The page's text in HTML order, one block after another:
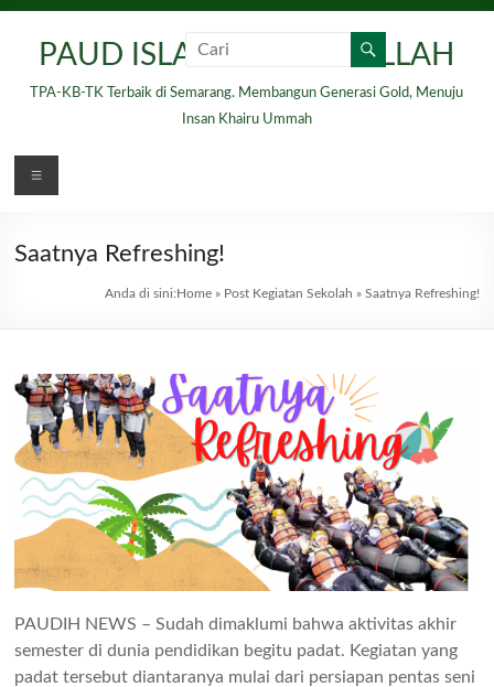
contentPAUD ISLAM HIDAYATULLAH
TPA-KB-TK Terbaik di Semarang. Membangun Generasi Gold, Menuju
Insan Khairu Ummah
Menu
Saatnya Refreshing!
Anda di sini:Home» Post Kegiatan Sekolah » Saatnya Refreshing!
PAUDIH NEWS – Sudah dimaklumi bahwa aktivitas akhir
semester di dunia pendidikan begitu padat. Kegiatan yang
padat tersebut diantaranya mulai dari persiapan pentas seni